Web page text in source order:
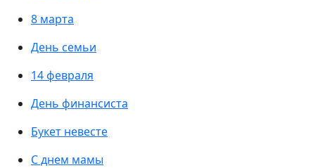
8 марта
День семьи
14 февраля
День финансиста
Букет невесте
С днем мамы